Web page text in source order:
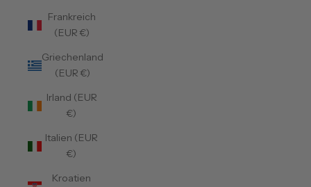
Frankreich
(EUR €)
Griechenland
(EUR €)
Irland (EUR
€)
Italien (EUR
€)
Kroatien